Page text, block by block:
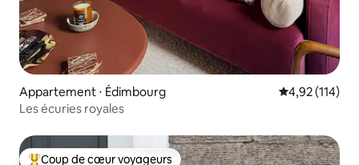
Appartement ⋅ Édimbourg Évaluation
4,92 (114)
Les écuries royales
Coup de cœur voyageurs